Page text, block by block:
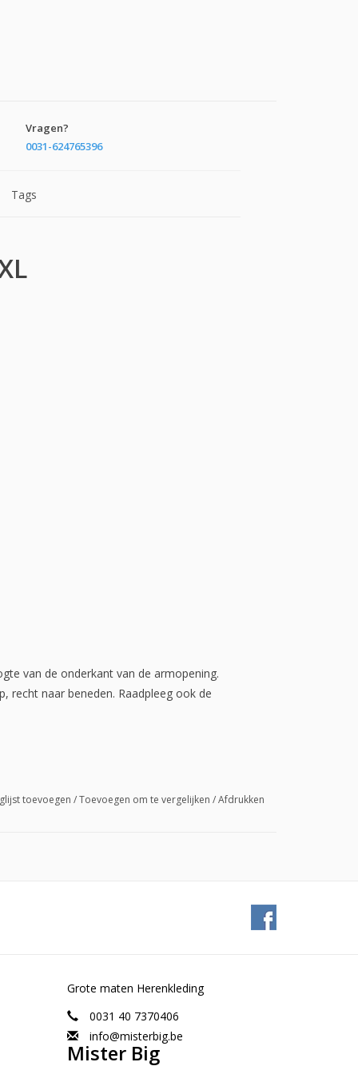
Vragen?
0031-624765396
Tags
van de onderkant van de armopening.
recht naar beneden. Raadpleeg ook de
toevoegen /Toevoegen om te vergelijken /Afdrukken
Grote maten Herenkleding
0031 40 7370406
info@misterbig.be
Mister Big